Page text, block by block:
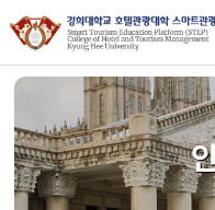
LOGIN
대학원
교수 및